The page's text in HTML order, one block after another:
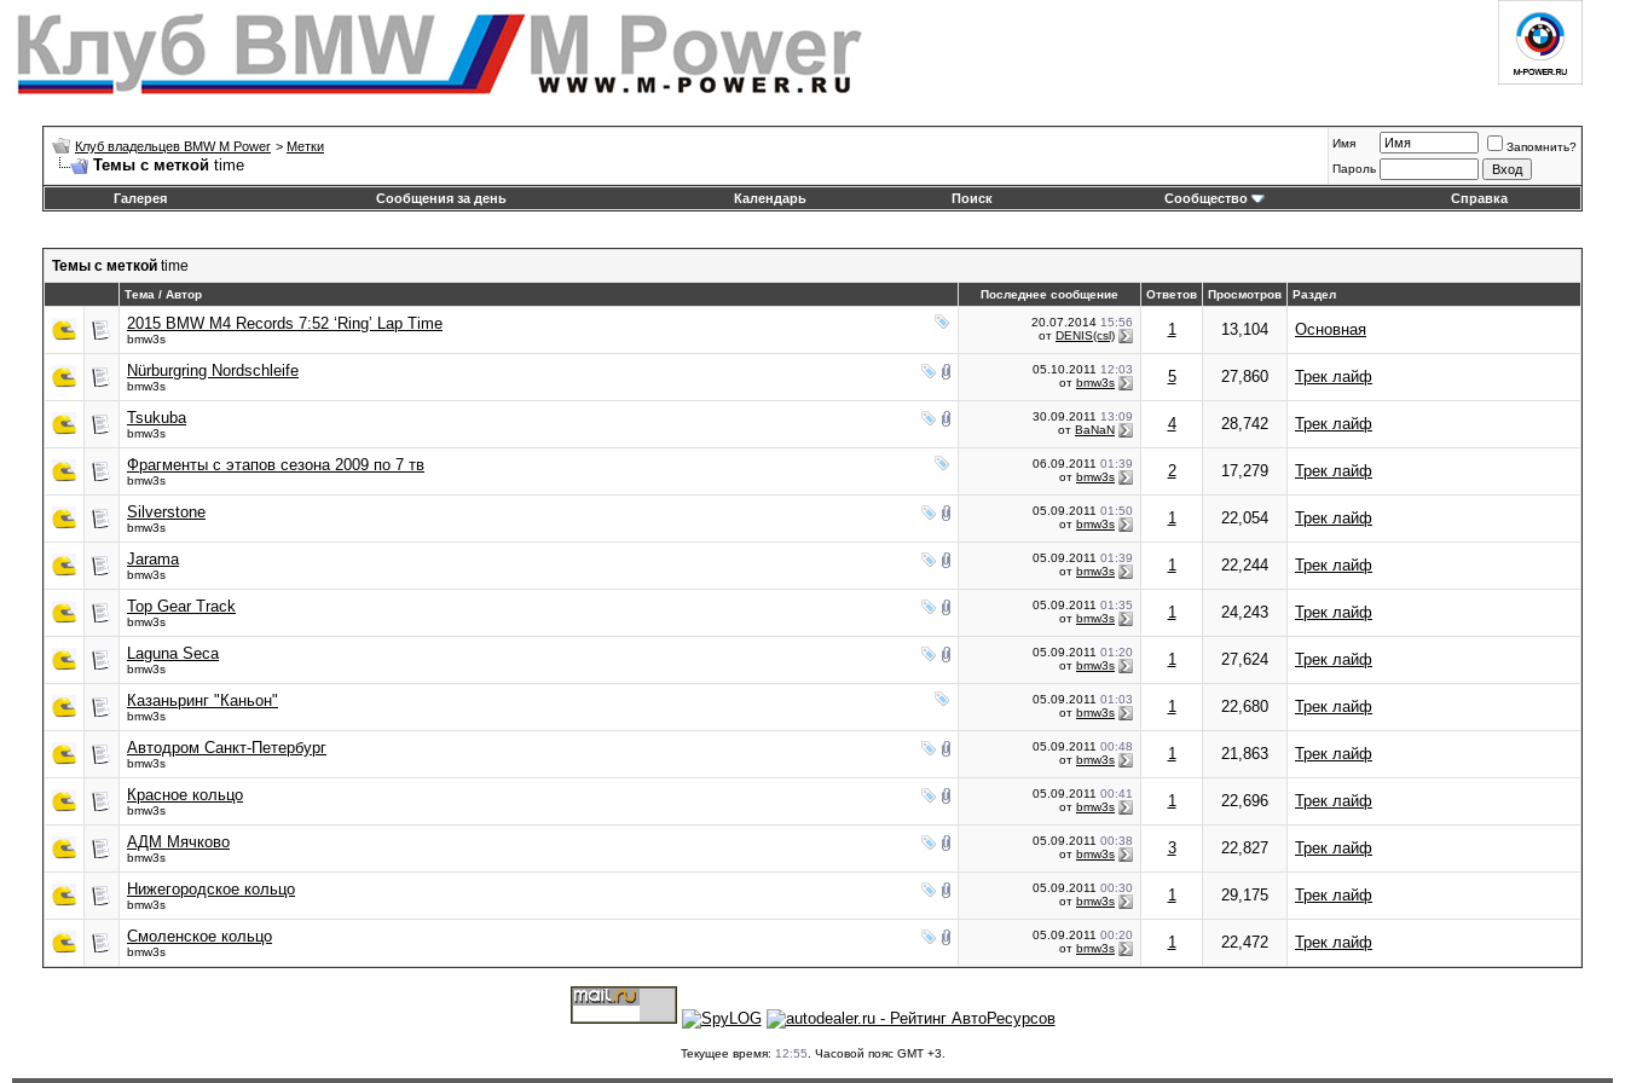
Клуб владельцев BMW M Power > Метки
Темы с меткой time
Имя
Запомнить?
Пароль
Галерея Сообщения за день Календарь Поиск Сообщество Справка
Темы с меткой time
Тема / Автор Последнее сообщение Ответов Просмотров Раздел
2015 BMW M4 Records 7:52 ‘Ring’ Lap Time
bmw3s
20.07.2014 15:56
от DENIS(csl) 1 13,104 Основная
Nürburgring Nordschleife
bmw3s
05.10.2011 12:03
от bmw3s 5 27,860 Трек лайф
Tsukuba
bmw3s
30.09.2011 13:09
от BaNaN 4 28,742 Трек лайф
Фрагменты с этапов сезона 2009 по 7 тв
bmw3s
06.09.2011 01:39
от bmw3s 2 17,279 Трек лайф
Silverstone
bmw3s
05.09.2011 01:50
от bmw3s 1 22,054 Трек лайф
Jarama
bmw3s
05.09.2011 01:39
от bmw3s 1 22,244 Трек лайф
Top Gear Track
bmw3s
05.09.2011 01:35
от bmw3s 1 24,243 Трек лайф
Laguna Seca
bmw3s
05.09.2011 01:20
от bmw3s 1 27,624 Трек лайф
Казаньринг "Каньон"
bmw3s
05.09.2011 01:03
от bmw3s 1 22,680 Трек лайф
Автодром Санкт-Петербург
bmw3s
05.09.2011 00:48
от bmw3s 1 21,863 Трек лайф
Красное кольцо
bmw3s
05.09.2011 00:41
от bmw3s 1 22,696 Трек лайф
АДМ Мячково
bmw3s
05.09.2011 00:38
от bmw3s 3 22,827 Трек лайф
Нижегородское кольцо
bmw3s
05.09.2011 00:30
от bmw3s 1 29,175 Трек лайф
Смоленское кольцо
bmw3s
05.09.2011 00:20
от bmw3s 1 22,472 Трек лайф
Текущее время: 12:55 . Часовой пояс GMT +3.